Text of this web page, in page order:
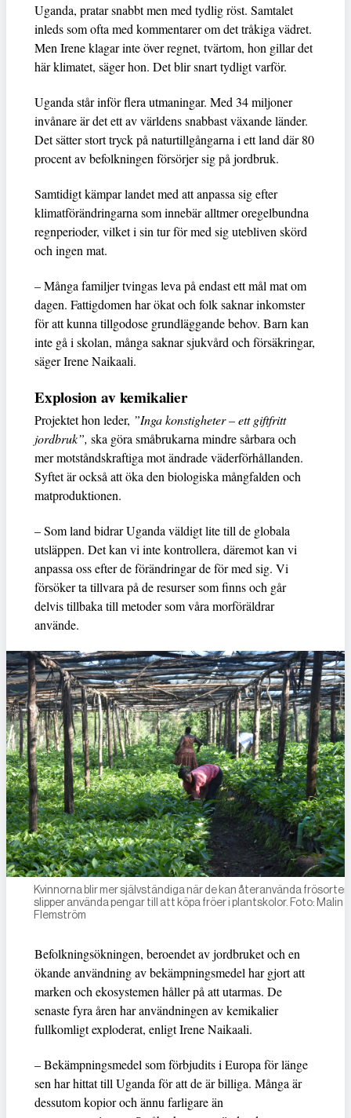
Uganda, pratar snabbt men med tydlig röst. Samtalet
inleds som ofta med kommentarer om det tråkiga vädret.
Men Irene klagar inte över regnet, tvärtom, hon gillar det
här klimatet, säger hon. Det blir snart tydligt varför.
Uganda står inför flera utmaningar. Med 34 miljoner
invånare är det ett av världens snabbast växande länder.
Det sätter stort tryck på naturtillgångarna i ett land där 80
procent av befolkningen försörjer sig på jordbruk.
Samtidigt kämpar landet med att anpassa sig efter
klimatförändringarna som innebär alltmer oregelbundna
regnperioder, vilket i sin tur för med sig utebliven skörd
och ingen mat.
– Många familjer tvingas leva på endast ett mål mat om
dagen. Fattigdomen har ökat och folk saknar inkomster
för att kunna tillgodose grundläggande behov. Barn kan
inte gå i skolan, många saknar sjukvård och försäkringar,
säger Irene Naikaali.
Explosion av kemikalier
Projektet hon leder, ”Inga konstigheter – ett giftfritt
jordbruk”, ska göra småbrukarna mindre sårbara och
mer motståndskraftiga mot ändrade väderförhållanden.
Syftet är också att öka den biologiska mångfalden och
matproduktionen.
– Som land bidrar Uganda väldigt lite till de globala
utsläppen. Det kan vi inte kontrollera, däremot kan vi
anpassa oss efter de förändringar de för med sig. Vi
försöker ta tillvara på de resurser som finns och går
delvis tillbaka till metoder som våra morföräldrar
använde.
Kvinnorna blir mer självständiga när de kan återanvända frösorter
slipper använda pengar till att köpa fröer i plantskolor. Foto: Malin
Flemström
Befolkningsökningen, beroendet av jordbruket och en
ökande användning av bekämpningsmedel har gjort att
marken och ekosystemen håller på att utarmas. De
senaste fyra åren har användningen av kemikalier
fullkomligt exploderat, enligt Irene Naikaali.
– Bekämpningsmedel som förbjudits i Europa för länge
sen har hittat till Uganda för att de är billiga. Många är
dessutom kopior och ännu farligare än